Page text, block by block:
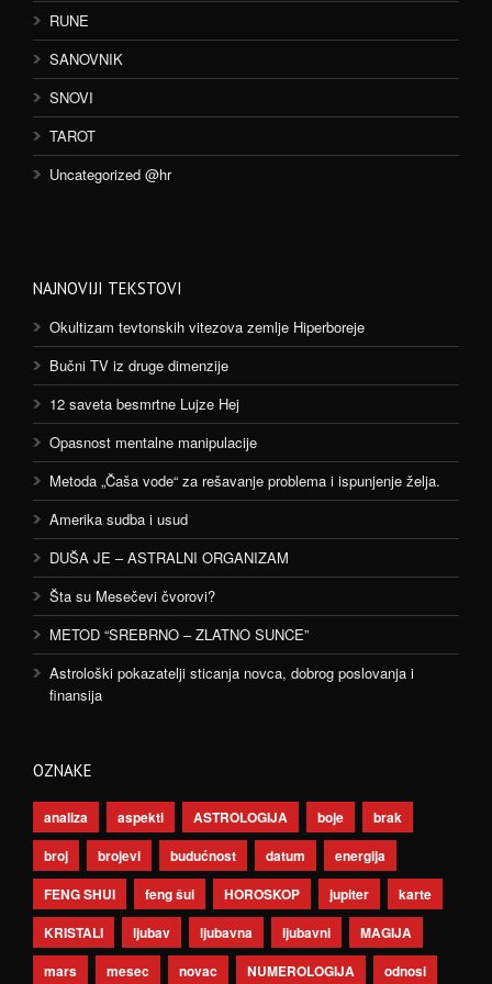
RUNE
SANOVNIK
SNOVI
TAROT
Uncategorized @hr
NAJNOVIJI TEKSTOVI
Okultizam tevtonskih vitezova zemlje Hiperboreje
Bučni TV iz druge dimenzije
12 saveta besmrtne Lujze Hej
Opasnost mentalne manipulacije
Metoda „Čaša vode“ za rešavanje problema i ispunjenje želja.
Amerika sudba i usud
DUŠA JE – ASTRALNI ORGANIZAM
Šta su Mesečevi čvorovi?
METOD “SREBRNO – ZLATNO SUNCE”
Astrološki pokazatelji sticanja novca, dobrog poslovanja i
finansija
OZNAKE
analiza aspekti ASTROLOGIJA boje
brak
broj
brojevi budućnost datum
energija
FENG SHUI
feng šui HOROSKOP jupiter
karte
KRISTALI
ljubav ljubavna ljubavni
MAGIJA
mars
mesec novac NUMEROLOGIJA odnosi